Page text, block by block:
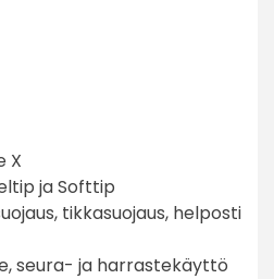
X
ja Softtip
tikkasuojaus, helposti
seura- ja harrastekäyttö